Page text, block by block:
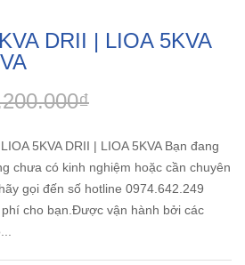
DRII | LIOA 5KVA
5KVA DRII | LIOA 5KVA Bạn đang
chưa có kinh nghiệm hoặc cần chuyên
gọi đến số hotline 0974.642.249
cho bạn.Được vận hành bởi các